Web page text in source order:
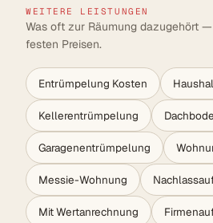
WEITERE LEISTUNGEN
Was oft zur Räumung dazugehört
festen Preisen.
Entrümpelung Kosten
Kellerentrümpelung
Garagenentrümpelung
Messie-Wohnung
Mit Wertanrechnung